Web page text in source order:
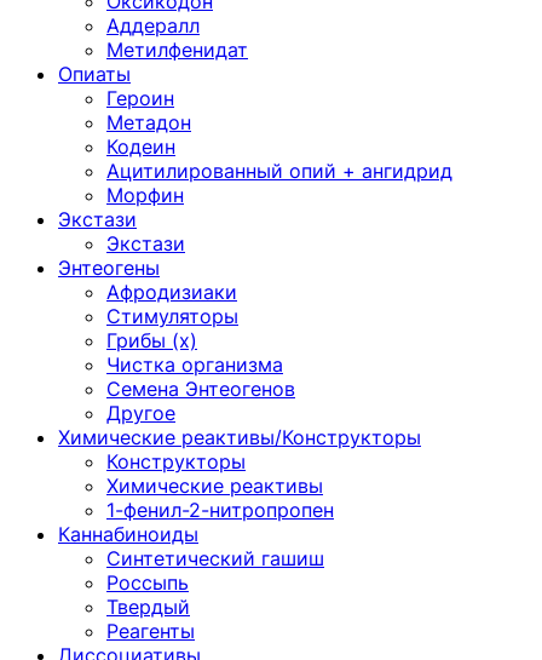
Аддералл
Метилфенидат
Опиаты
Героин
Метадон
Кодеин
Ацитилированный опий + ангидрид
Морфин
Экстази
Экстази
Энтеогены
Афродизиаки
Стимуляторы
Грибы (х)
Чистка организма
Семена Энтеогенов
Другое
Химические реактивы/Конструкторы
Конструкторы
Химические реактивы
1-фенил-2-нитропропен
Каннабиноиды
Синтетический гашиш
Россыпь
Твердый
Реагенты
Диссоциативы